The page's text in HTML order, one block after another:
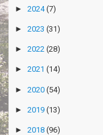
► 2024(7)
► 2023 (31)
► 2022 (28)
► 2021 (14)
► 2020 (54)
► 2019 (13)
► 2018 (96)